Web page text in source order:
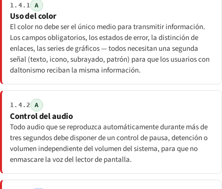
1.4.1 A
Uso del color
El color no debe ser el único medio para transmitir información.
Los campos obligatorios, los estados de error, la distinción de
enlaces, las series de gráficos — todos necesitan una segunda
señal (texto, icono, subrayado, patrón) para que los usuarios con
daltonismo reciban la misma información.
1.4.2 A
Control del audio
Todo audio que se reproduzca automáticamente durante más de
tres segundos debe disponer de un control de pausa, detención o
volumen independiente del volumen del sistema, para que no
enmascare la voz del lector de pantalla.